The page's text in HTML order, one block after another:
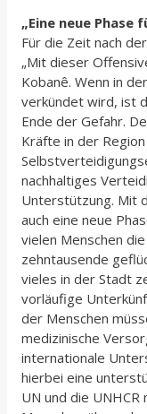
„Eine neue Phase
Für die Zeit nach
„Mit dieser
Kobanê. Wenn in
verkündet wird, ist
Ende der Gefahr.
Kräfte in der
nachhaltiges
Unterstützung. Mit
auch eine neue
vielen Menschen
zehntausende
vieles in der Stadt
vorläufige
der Menschen
medizinische
internationale
hierbei eine
UN und die